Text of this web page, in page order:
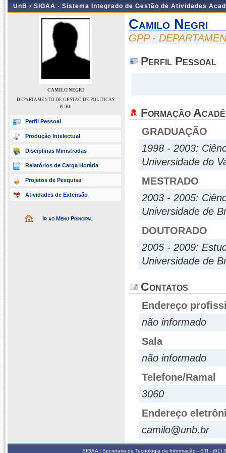
UnB › SIGAA - Sistema Integrado de Gestão de Atividades
CAMILO NEGRI
DEPARTAMENTO DE GESTAO DE POLITICAS
PUBL
Perfil Pessoal
Produção Intelectual
Disciplinas Ministradas
Relatórios de Carga Horária
Projetos de Pesquisa
Atividades de Extensão
Ir ao Menu Principal
Camilo Negri
GPP -
Perfil Pessoal
Formação
GRADUAÇÃO
1998 - 2003:
Universidade do
MESTRADO
2003 - 2005:
Universidade de
DOUTORADO
2005 - 2009:
Universidade de
Contatos
Endereço
não informado
Sala
não informado
Telefone/Ramal
3060
Endereço
camilo@unb.br
SIGAA | Secretaria de Tecnologia da Informação - STI -